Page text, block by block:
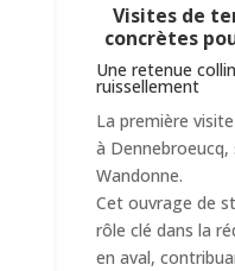
Visites de
concrètes
Une retenue
ruissellement
La première
à
Wandonne.
Cet ouvrage de
rôle clé dans la
en aval,